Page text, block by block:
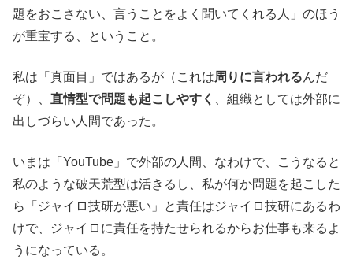
題をおこさない、言うことをよく聞いてくれる人」のほう
が重宝する、ということ。
私は「真面目」ではあるが（これは周りに言われるんだ
ぞ）、 直情型で問題も起こしやすく
、組織としては外部に
出しづらい人間であった。
いまは「YouTube」で外部の人間、なわけで、こうなると
私のような破天荒型は活きるし、私が何か問題を起こした
ら「ジャイロ技研が悪い」と責任はジャイロ技研にあるわ
けで、ジャイロに責任を持たせられるからお仕事も来るよ
うになっている。